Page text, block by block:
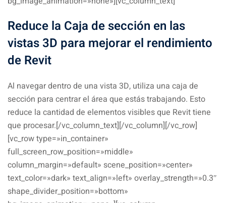
Reduce la Caja de sección en las
vistas 3D para mejorar el rendimiento
de Revit
Al navegar dentro de una vista 3D, utiliza una caja de
sección para centrar el área que estás trabajando. Esto
reduce la cantidad de elementos visibles que Revit tiene
que procesar.[/vc_column_text][/vc_column][/vc_row]
[vc_row type=»in_container»
full_screen_row_position=»middle»
column_margin=»default» scene_position=»center»
text_color=»dark» text_align=»left» overlay_strength=»0.3″
shape_divider_position=»bottom»